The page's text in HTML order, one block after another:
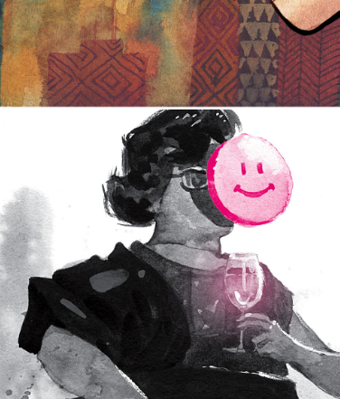
2014
NOITE FELIZ |
CHRISTMAS EVE